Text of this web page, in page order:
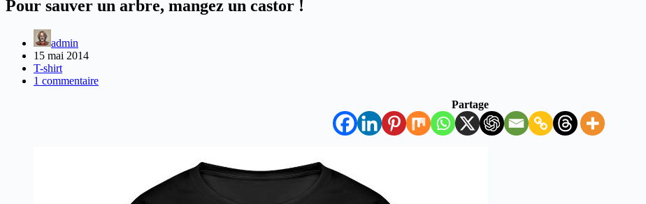
Pour sauver un arbre, mangez un castor !
admin
15 mai 2014
T-shirt
1 commentaire
Partage